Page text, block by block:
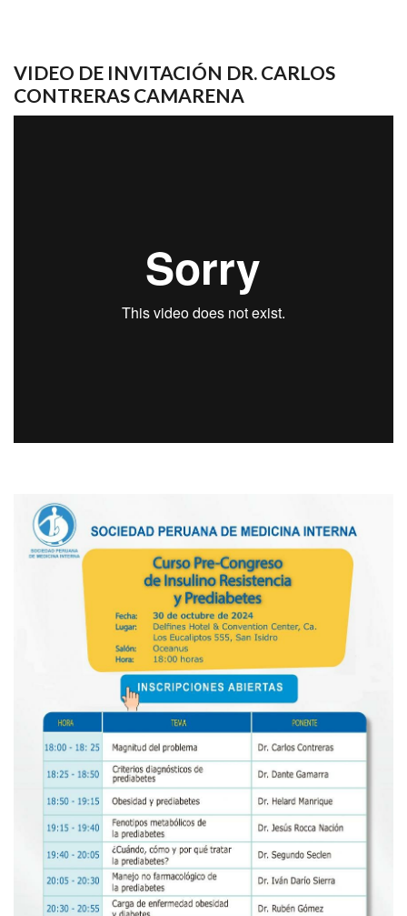
VIDEO DE INVITACIÓN DR. CARLOS
CONTRERAS CAMARENA